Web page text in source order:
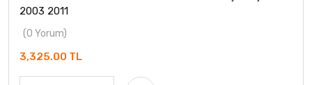
2003 2011
(0 Yorum)
3,325.00 TL